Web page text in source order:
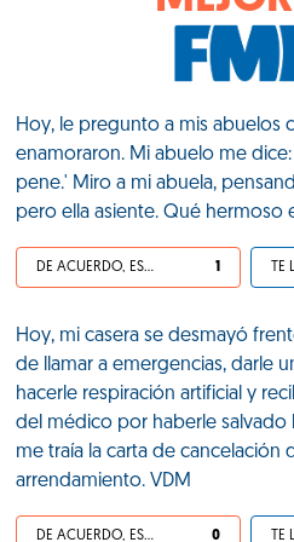
Hoy, le pregunto a mis abuelos
enamoraron. Mi abuelo me dice:
pene.' Miro a mi abuela,
pero ella asiente. Qué hermoso
DE ACUERDO, ES UNA VIDA HP 1
Hoy, mi casera se desmayó
de llamar a emergencias, darle
hacerle respiración artificial y
del médico por haberle salvado
me traía la carta de cancelación
arrendamiento. VDM
DE ACUERDO, ES UNA VIDA HP 0